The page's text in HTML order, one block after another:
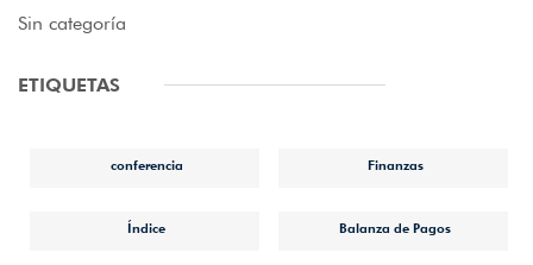
Sin categoría
ETIQUETAS
conferencia Finanzas
Índice Balanza de Pagos